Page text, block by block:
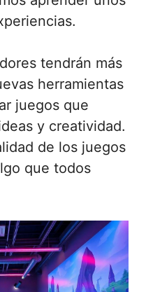
tendrán más
herramientas
juegos que
y creatividad.
de los juegos
que todos